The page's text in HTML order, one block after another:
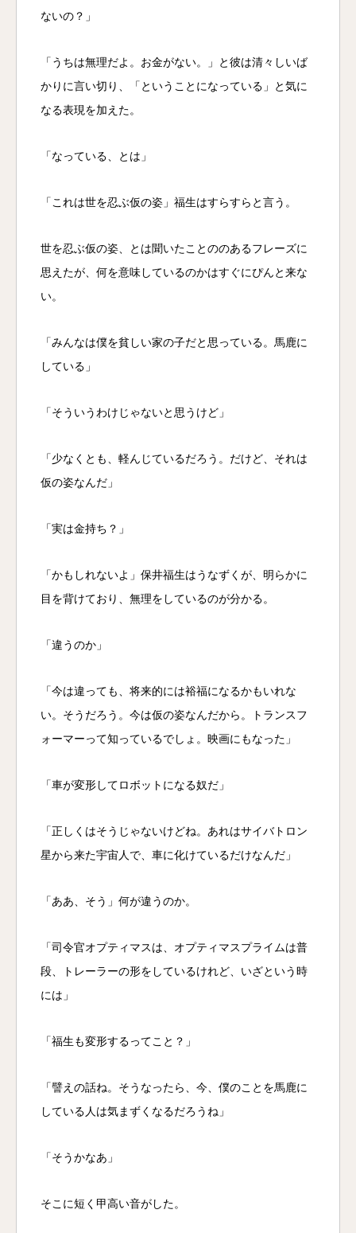
ないの？」
「うちは無理だよ。お金がない。」と彼は清々しいば
かりに言い切り、「ということになっている」と気に
なる表現を加えた。
「なっている、とは」
「これは世を忍ぶ仮の姿」福生はすらすらと言う。
世を忍ぶ仮の姿、とは聞いたことののあるフレーズに
思えたが、何を意味しているのかはすぐにぴんと来な
い。
「みんなは僕を貧しい家の子だと思っている。馬鹿に
している」
「そういうわけじゃないと思うけど」
「少なくとも、軽んじているだろう。だけど、それは
仮の姿なんだ」
「実は金持ち？」
「かもしれないよ」保井福生はうなずくが、明らかに
目を背けており、無理をしているのが分かる。
「違うのか」
「今は違っても、将来的には裕福になるかもいれな
い。そうだろう。今は仮の姿なんだから。トランスフ
ォーマーって知っているでしょ。映画にもなった」
「車が変形してロボットになる奴だ」
「正しくはそうじゃないけどね。あれはサイバトロン
星から来た宇宙人で、車に化けているだけなんだ」
「ああ、そう」何が違うのか。
「司令官オプティマスは、オプティマスプライムは普
段、トレーラーの形をしているけれど、いざという時
には」
「福生も変形するってこと？」
「譬えの話ね。そうなったら、今、僕のことを馬鹿に
している人は気まずくなるだろうね」
「そうかなあ」
そこに短く甲高い音がした。